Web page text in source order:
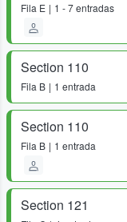
Fila E 1 - 7 entradas
Section 110
Fila B 1 entrada
Section 110
Fila B 1 entrada
Section 121